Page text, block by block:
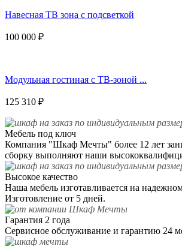
Навесная ТВ зона с подсветкой
100 000 ₽
Модульная гостиная с ТВ-зоной ...
125 310 ₽
Мебель под ключ
Компания "Шкаф Мечты" более 12 лет
сборку выполняют наши
Высокое качество
Наша мебель изготавливается на
Изготовление от 5 дней.
Гарантия 2 года
Сервисное обслуживание и гарантию 24